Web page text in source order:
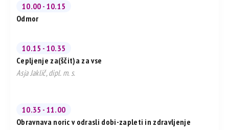
10.00 - 10.15
Odmor
10.15 - 10.35
Cepljenje za(ščit)a za vse
Asja Jaklič, dipl. m. s.
10.35 - 11.00
Obravnava noric v odrasli dobi-zapleti in zdravljenje